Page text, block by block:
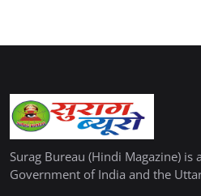
Surag Bureau (Hindi Magazine) is
Government of India and the